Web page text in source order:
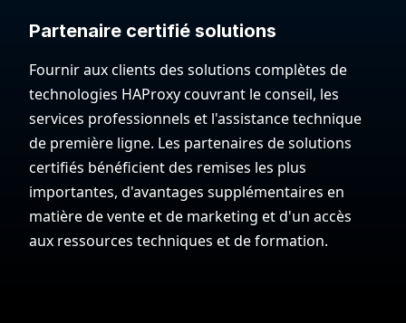
Partenaire certifié solutions
Fournir aux clients des solutions complètes de
technologies HAProxy couvrant le conseil, les
services professionnels et l'assistance technique
de première ligne. Les partenaires de solutions
certifiés bénéficient des remises les plus
importantes, d'avantages supplémentaires en
matière de vente et de marketing et d'un accès
aux ressources techniques et de formation.